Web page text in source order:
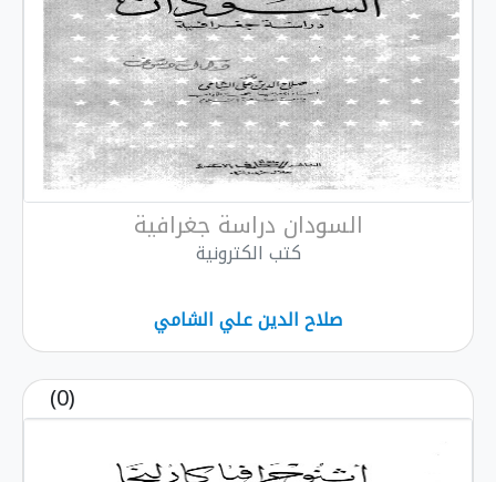
السودان دراسة جغرافية
كتب الكترونية
صلاح الدين علي الشامي